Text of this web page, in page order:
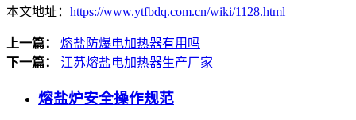
本文地址： https://www.ytfbdq.com.cn/wiki/1128.html
上一篇：
熔盐防爆电加热器有用吗
下一篇：
江苏熔盐电加热器生产厂家
熔盐炉安全操作规范